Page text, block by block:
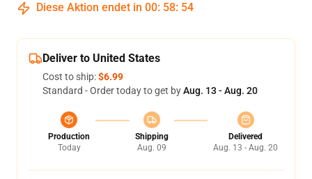
Diese Aktion endet in 00: 58: 54
Deliver to United States
Cost to ship:$6.99
Standard - Order today to get byAug. 13 - Aug. 20
Production
Today
Shipping
Aug. 09
Delivered
Aug. 13 - Aug. 20